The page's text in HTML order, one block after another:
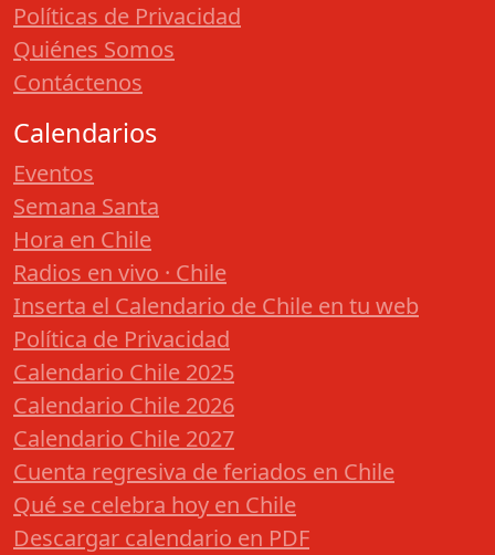
Políticas de Privacidad
Quiénes Somos
Contáctenos
Calendarios
Eventos
Semana Santa
Hora en Chile
Radios en vivo · Chile
Inserta el Calendario de Chile en tu web
Política de Privacidad
Calendario Chile 2025
Calendario Chile 2026
Calendario Chile 2027
Cuenta regresiva de feriados en Chile
Qué se celebra hoy en Chile
Descargar calendario en PDF